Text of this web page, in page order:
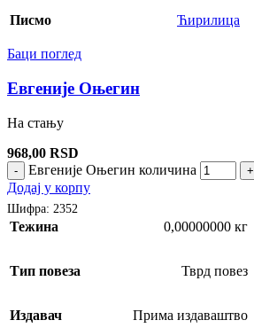
Писмо Ћирилица
Баци поглед
Евгеније Оњегин
На стању
968,00 RSD
- Евгеније Оњегин количина +
Додај у корпу
Шифра: 2352
Тежина 0,00000000 кг
Тип повеза Тврд повез
Издавач Прима издаваштво